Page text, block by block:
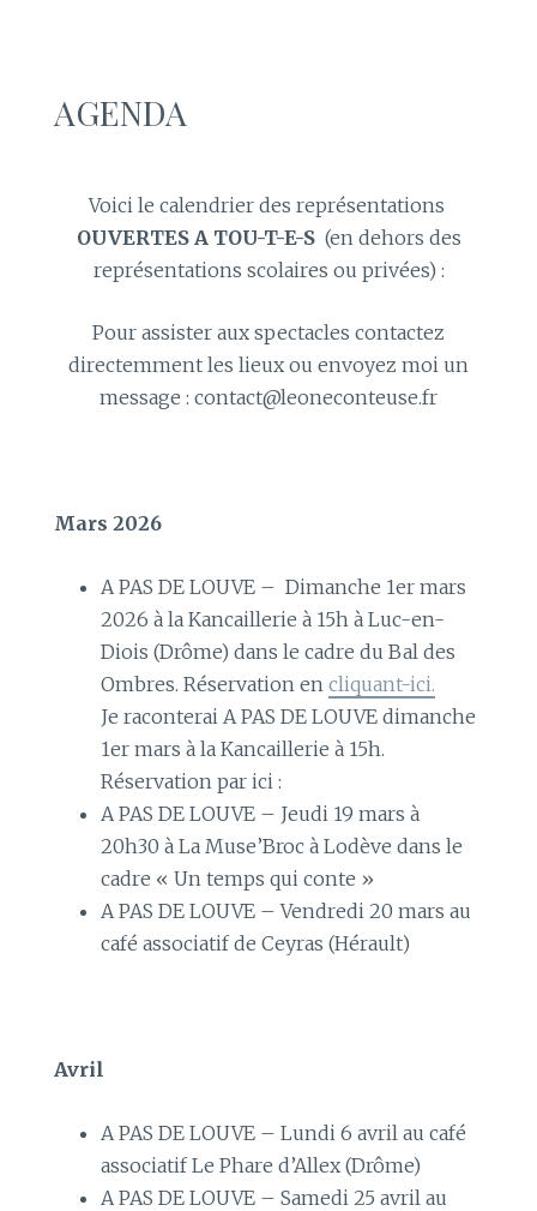
AGENDA
Voici le calendrier des représentations
OUVERTES A TOU-T-E-S (en dehors des
représentations scolaires ou privées) :
Pour assister aux spectacles contactez
directemment les lieux ou envoyez moi un
message : contact@leoneconteuse.fr
Mars 2026
A PAS DE LOUVE – Dimanche 1er mars
2026 à la Kancaillerie à 15h à Luc-en-
Diois (Drôme) dans le cadre du Bal des
Ombres. Réservation en cliquant-ici.
Je raconterai A PAS DE LOUVE dimanche
1er mars à la Kancaillerie à 15h.
Réservation par ici :
A PAS DE LOUVE – Jeudi 19 mars à
20h30 à La Muse’Broc à Lodève dans le
cadre « Un temps qui conte »
A PAS DE LOUVE – Vendredi 20 mars au
café associatif de Ceyras (Hérault)
Avril
A PAS DE LOUVE – Lundi 6 avril au café
associatif Le Phare d’Allex (Drôme)
A PAS DE LOUVE – Samedi 25 avril au